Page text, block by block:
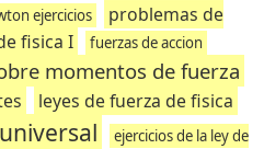
ejercicios
problemas de
fisica I
fuerzas de accion
momentos de fuerza
leyes de fuerza de fisica
ejercicios de la ley de